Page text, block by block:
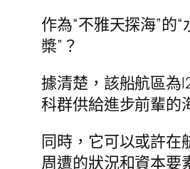
作為“不雅天探海”的
槳”？
據清楚，該船航區為
科群供給進步前輩的
同時，它可以或許在
周遭的狀況和資本要